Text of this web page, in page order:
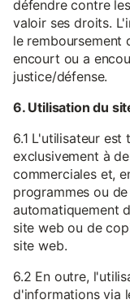
défendre contre
valoir ses droits.
le remboursement
encourt ou a
justice/défense.
6. Utilisation du
6.1 L'utilisateur
exclusivement à
commerciales et,
programmes ou
automatiquement
site web ou de
site web.
6.2 En outre,
d'informations via